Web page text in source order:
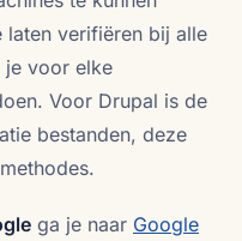
laten verifiëren bij alle
je voor elke
Voor Drupal is de
bestanden, deze
ga je naar Google